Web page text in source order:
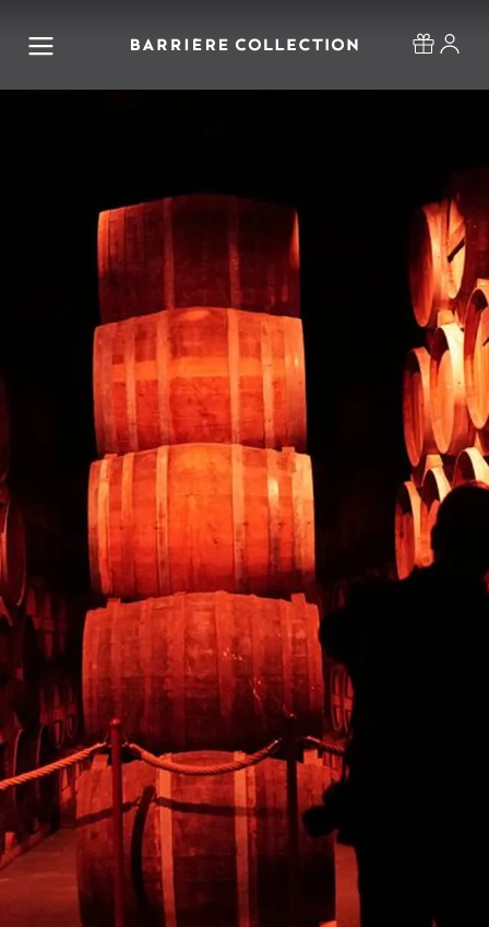
CALVADOS-ERLEBNIS
Das älteste Haus in Calvados befindet sich in der typischen
Stadt Pont-l'Évêque. Eine Entdeckung der
außergewöhnlichen Herstellungsgeheimnisse von Calvados.